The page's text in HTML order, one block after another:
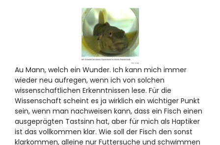
Au Mann, welch ein Wunder. Ich kann mich immer
wieder neu aufregen, wenn ich von solchen
wissenschaftlichen Erkenntnissen lese. Für die
Wissenschaft scheint es ja wirklich ein wichtiger Punkt
sein, wenn man nachweisen kann, dass ein Fisch einen
ausgeprägten Tastsinn hat, aber für mich als Haptiker
ist das vollkommen klar. Wie soll der Fisch den sonst
klarkommen, alleine nur Futtersuche und schwimmen